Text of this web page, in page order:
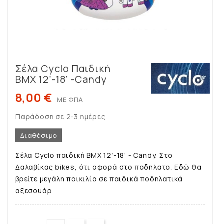
Σέλα Cyclo Παιδική
BMX 12'-18' -Candy
8,00 € ΜΕ ΦΠΑ
Παράδοση σε 2-3 ημέρες
Διαθέσιμο
Σέλα Cyclo παιδική BMX 12'-18' - Candy. Στο
Δαλαβίκας bikes, ότι αφορά στο ποδήλατο. Εδώ θα
βρείτε μεγάλη ποικιλία σε παιδικά ποδηλατικά
αξεσουάρ